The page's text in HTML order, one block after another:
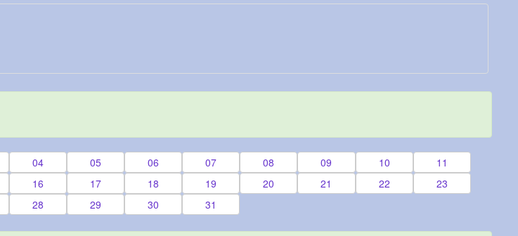
04 05 06 07 08 09 10
11
16 17 18 19 20 21 22
23
28 29 30 31